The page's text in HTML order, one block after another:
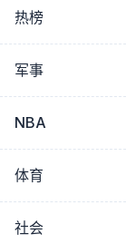
热榜
军事
NBA
体育
社会